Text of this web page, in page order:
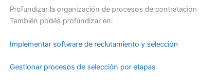
Profundizar la organización de procesos de contratación
También podés profundizar en:
Implementar software de reclutamiento y selección
Gestionar procesos de selección por etapas